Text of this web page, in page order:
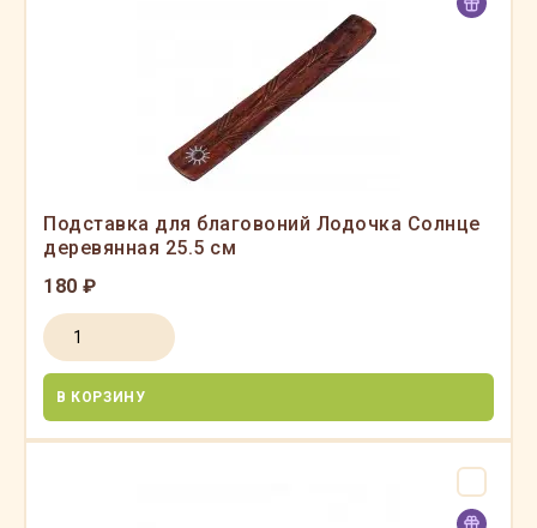
Подставка для благовоний Лодочка Солнце
деревянная 25.5 см
180 ₽
В КОРЗИНУ